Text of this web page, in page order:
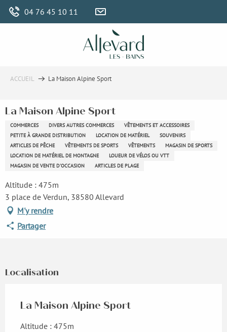
Aller
04 76 45 10 11
ACCUEIL La Maison Alpine Sport
La Maison Alpine Sport
COMMERCES DIVERS AUTRES COMMERCES
VÊTEMENTS ET ACCESSOIRES
PETITE À GRANDE DISTRIBUTION
LOCATION DE MATÉRIEL
SOUVENIRS
ARTICLES DE PÊCHE
VÊTEMENTS DE SPORTS VÊTEMENTS
MAGASIN DE SPORTS
LOCATION DE MATÉRIEL DE MONTAGNE
LOUEUR DE VÉLOS OU VTT
MAGASIN DE VENTE D'OCCASION
ARTICLES DE PLAGE
Altitude : 475m
3 place de Verdun, 38580 Allevard
M'y rendre
Partager
Localisation
La Maison Alpine Sport
Altitude : 475m